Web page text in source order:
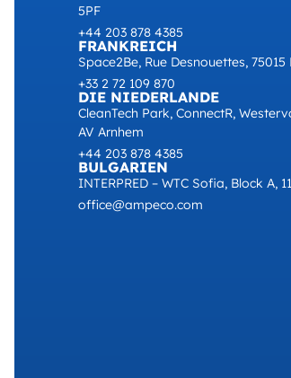
5PF
+44 203 878 4385
FRANKREICH
Space2Be, Rue Desnouettes, 75015
+33 2 72 109 870
DIE NIEDERLANDE
CleanTech Park, ConnectR,
AV Arnhem
+44 203 878 4385
BULGARIEN
INTERPRED – WTC Sofia, Block A,
office@ampeco.com